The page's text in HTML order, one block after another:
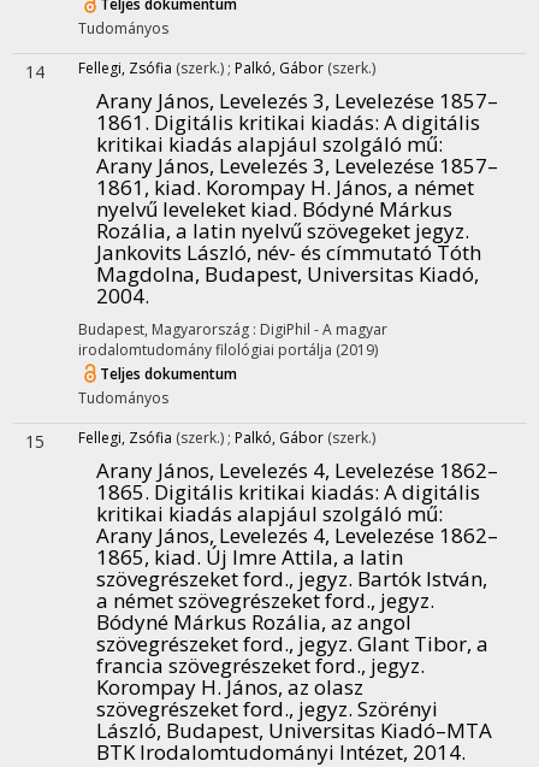
Teljes dokumentum
Tudományos
14 Fellegi, Zsófia (szerk.) ; Palkó, Gábor (szerk.)
Arany János, Levelezés 3, Levelezése 1857–
1861. Digitális kritikai kiadás: A digitális
kritikai kiadás alapjául szolgáló mű:
Arany János, Levelezés 3, Levelezése 1857–
1861, kiad. Korompay H. János, a német
nyelvű leveleket kiad. Bódyné Márkus
Rozália, a latin nyelvű szövegeket jegyz.
Jankovits László, név- és címmutató Tóth
Magdolna, Budapest, Universitas Kiadó,
2004.
Budapest, Magyarország : DigiPhil - A magyar
irodalomtudomány filológiai portálja (2019)
Teljes dokumentum
Tudományos
15 Fellegi, Zsófia (szerk.) ; Palkó, Gábor (szerk.)
Arany János, Levelezés 4, Levelezése 1862–
1865. Digitális kritikai kiadás: A digitális
kritikai kiadás alapjául szolgáló mű:
Arany János, Levelezés 4, Levelezése 1862–
1865, kiad. Új Imre Attila, a latin
szövegrészeket ford., jegyz. Bartók István,
a német szövegrészeket ford., jegyz.
Bódyné Márkus Rozália, az angol
szövegrészeket ford., jegyz. Glant Tibor, a
francia szövegrészeket ford., jegyz.
Korompay H. János, az olasz
szövegrészeket ford., jegyz. Szörényi
László, Budapest, Universitas Kiadó–MTA
BTK Irodalomtudományi Intézet, 2014.